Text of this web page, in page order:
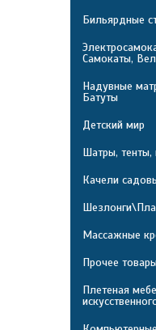
Бильярдные
Самокаты,
Надувные
Батуты
Детский мир
Шатры, тенты,
Качели
Массажные
Прочее
Плетеная